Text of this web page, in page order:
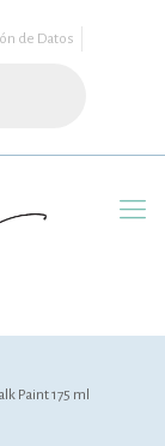
de Datos
Paint 175 ml